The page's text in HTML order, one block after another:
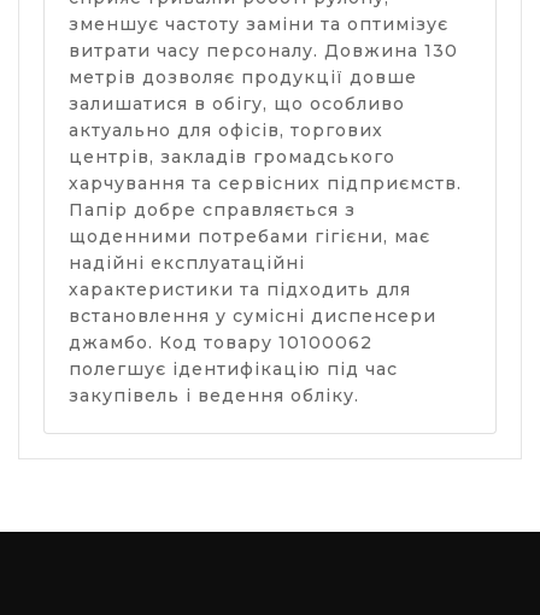
зменшує частоту заміни та оптимізує
витрати часу персоналу. Довжина 130
метрів дозволяє продукції довше
залишатися в обігу, що особливо
актуально для офісів, торгових
центрів, закладів громадського
харчування та сервісних підприємств.
Папір добре справляється з
щоденними потребами гігієни, має
надійні експлуатаційні
характеристики та підходить для
встановлення у сумісні диспенсери
джамбо. Код товару 10100062
полегшує ідентифікацію під час
закупівель і ведення обліку.